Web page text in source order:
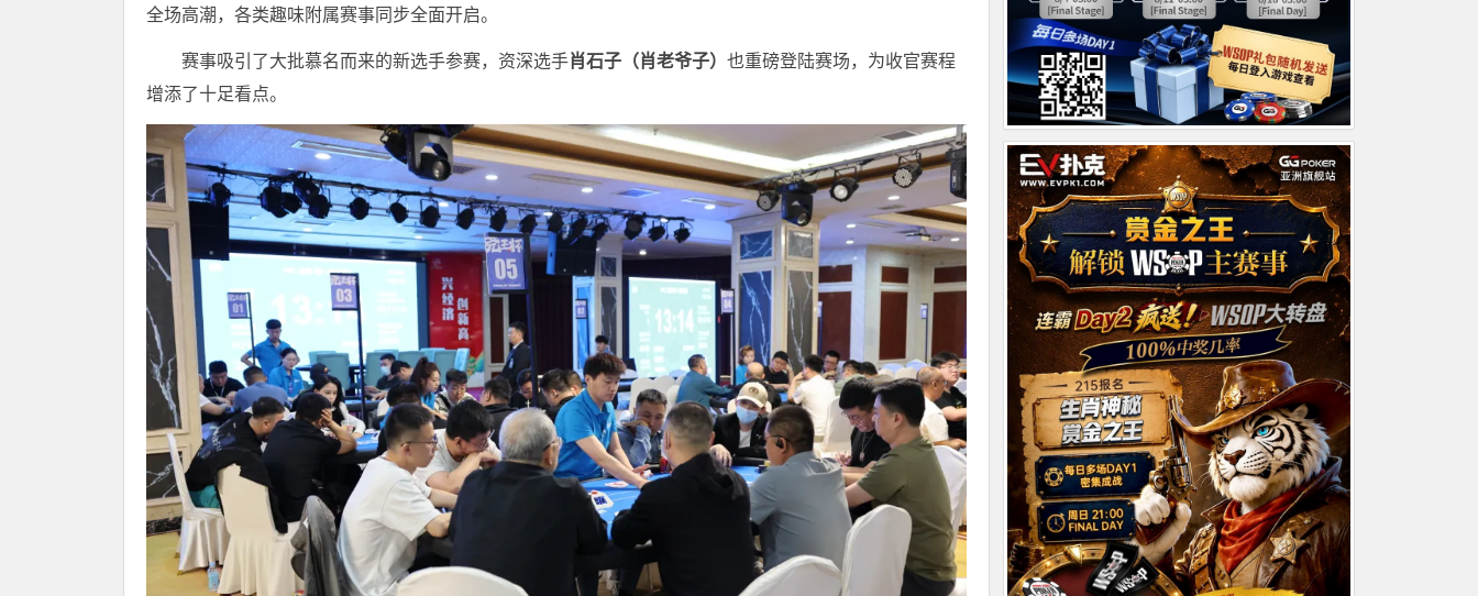
全场高潮，各类趣味附属赛事同步全面开启。
赛事吸引了大批慕名而来的新选手参赛，资深选手肖石子（肖老爷子） 也重磅登陆赛场，为收官赛程
增添了十足看点。